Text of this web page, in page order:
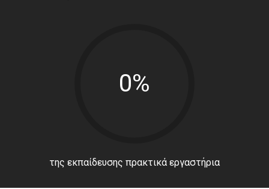
0%
της εκπαίδευσης πρακτικά εργαστήρια